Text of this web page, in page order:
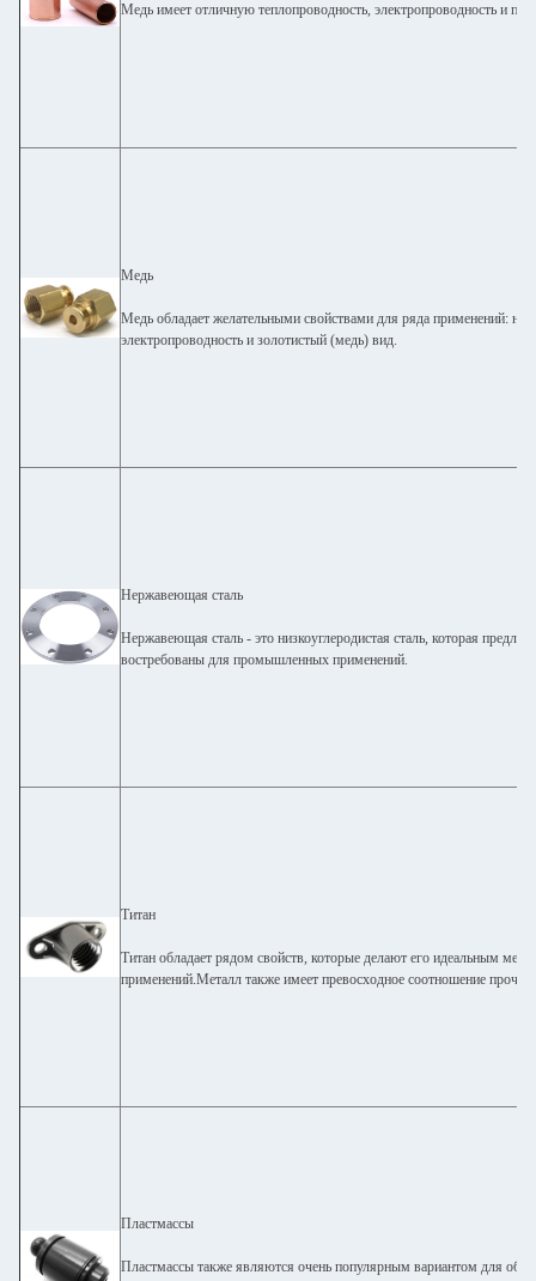
Медь имеет отличную теплопроводность, электропроводность и
Медь
Медь обладает желательными свойствами для ряда применений:
электропроводность и золотистый (медь) вид.
Нержавеющая сталь
Нержавеющая сталь - это низкоуглеродистая сталь, которая
востребованы для промышленных применений.
Титан
Титан обладает рядом свойств, которые делают его идеальным
применений.Металл также имеет превосходное соотношение
Пластмассы
Пластмассы также являются очень популярным вариантом для